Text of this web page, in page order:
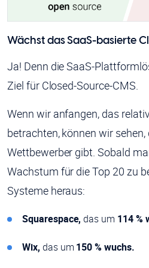
Wächst das SaaS-basierte
Ja! Denn die SaaS-
Ziel für Closed-Source-CMS.
Wenn wir anfangen, das
betrachten, können wir
Wettbewerber gibt. Sobald
Wachstum für die Top 20 zu
Systeme heraus:
Squarespace, das um 114 %
Wix, das um 150 % wuchs.